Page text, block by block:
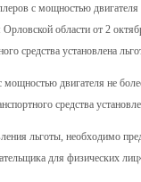
с мощностью
области от 2
средства установлена
двигателя не
средства
льготы, необходимо
для физических